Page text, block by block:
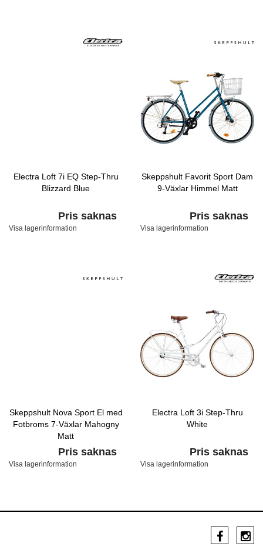
Electra Loft 7i EQ Step-Thru
Blizzard Blue
Pris saknas
Visa lagerinformation
Skeppshult Favorit Sport Dam
9-Växlar Himmel Matt
Pris saknas
Visa lagerinformation
Skeppshult Nova Sport El med
Fotbroms 7-Växlar Mahogny
Matt
Pris saknas
Visa lagerinformation
Electra Loft 3i Step-Thru
White
Pris saknas
Visa lagerinformation